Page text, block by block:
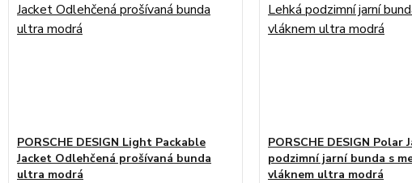
PORSCHE DESIGN Light Packable
Jacket Odlehčená prošívaná bunda
ultra modrá
PORSCHE DESIGN Polar
podzimní jarní bunda s
vláknem ultra modrá